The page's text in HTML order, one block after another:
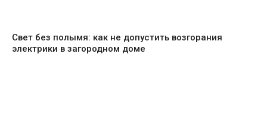
Свет без полымя: как не допустить возгорания
электрики в загородном доме